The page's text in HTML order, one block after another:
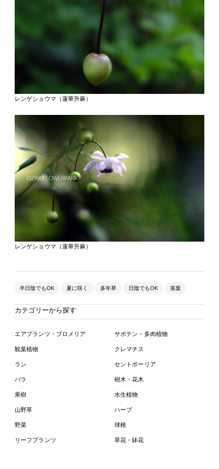
レンゲショウマ（蓮華升麻）
レンゲショウマ（蓮華升麻）
半日陰でもOK 夏に咲く 多年草 日陰でもOK 落葉
カテゴリーから探す
エアプランツ・ブロメリア サボテン・多肉植物
観葉植物 クレマチス
ラン セントポーリア
バラ 樹木・花木
果樹 水生植物
山野草 ハーブ
野菜 球根
リーフプランツ 草花・鉢花